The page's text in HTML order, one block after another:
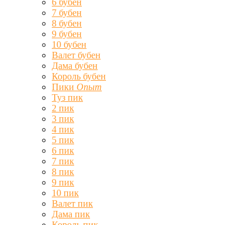
6 бубен
7 бубен
8 бубен
9 бубен
10 бубен
Валет бубен
Дама бубен
Король бубен
Пики Опыт
Туз пик
2 пик
3 пик
4 пик
5 пик
6 пик
7 пик
8 пик
9 пик
10 пик
Валет пик
Дама пик